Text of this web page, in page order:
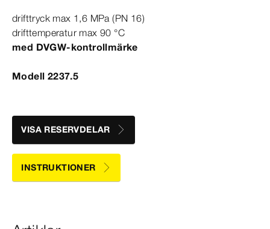
drifttryck max 1,6 MPa(PN 16)
drifttemperatur max 90 °C
med DVGW-​kontrollmärke
Modell 2237.5
VISA RESERVDELAR
INSTRUKTIONER